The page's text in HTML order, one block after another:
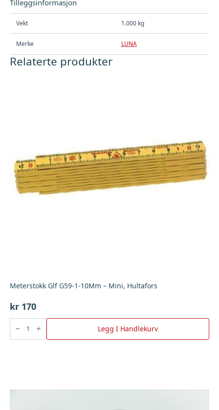
Tilleggsinformasjon
Vekt 1.000 kg
Merke LUNA
Relaterte produkter
Meterstokk Glf G59-1-10Mm – Mini, Hultafors
kr 170
Meterstokk
G59-
1-
Legg I Handlekurv